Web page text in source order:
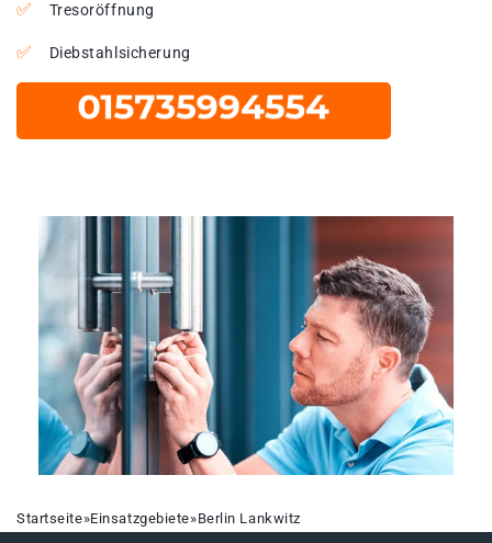
Tresoröffnung
Diebstahlsicherung
Startseite»Einsatzgebiete»Berlin Lankwitz